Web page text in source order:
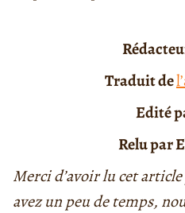
Traduit de
Edité
Relu par
Merci d’avoir lu cet
avez un peu de temps,